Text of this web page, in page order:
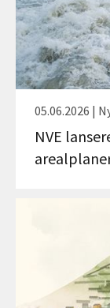
05.06.2026 |
NVE